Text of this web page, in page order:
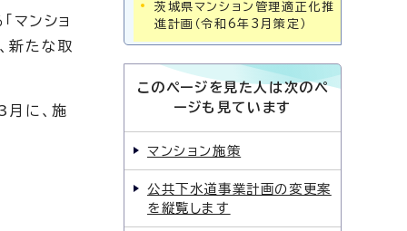
マンショ
新たな取
月に、施
茨城県マンション管理適正化推
進計画（令和6年3月策定）
このページを見た人は次のペ
ージも見ています
マンション施策
公共下水道事業計画の変更案
を縦覧します